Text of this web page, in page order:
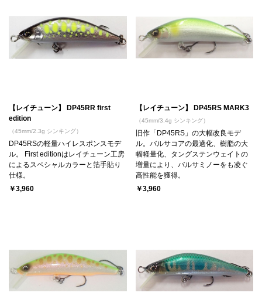
【レイチューン】 DP45RR first
edition
（45mm/2.3g シンキング）
DP45RSの軽量ハイレスポンスモデ
ル。 First editionはレイチューン工房
によるスペシャルカラーと箔手貼り
仕様。
￥3,960
【レイチューン】 DP45RS MARK3
（45mm/3.4g シンキング）
旧作「DP45RS」の大幅改良モデ
ル。バルサコアの最適化、樹脂の大
幅軽量化、タングステンウェイトの
増量により、バルサミノーをも凌ぐ
高性能を獲得。
￥3,960